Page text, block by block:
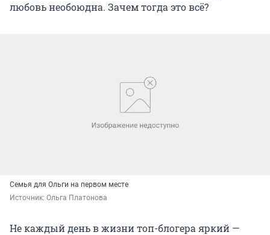
любовь необоюдна. Зачем тогда это всё?
Семья для Ольги на первом месте
Источник: Ольга Платонова
Не каждый день в жизни топ-блогера яркий —